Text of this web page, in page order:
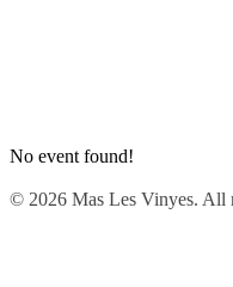
No event found!
© 2026 Mas Les Vinyes. All